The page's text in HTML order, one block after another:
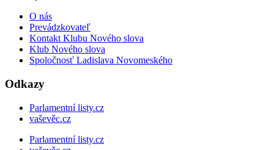
O nás
Prevádzkovateľ
Kontakt Klubu Nového slova
Klub Nového slova
Spoločnosť Ladislava Novomeského
Odkazy
Parlamentní listy.cz
vaševěc.cz
Parlamentní listy.cz